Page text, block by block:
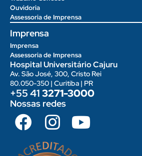
Ouvidoria
Assessoria de Imprensa
Imprensa
Imprensa
Assessoria de Imprensa
Hospital Universitário Cajuru
Av. São José, 300, Cristo Rei
80.050-350 | Curitiba | PR
+55 413271-3000
Nossas redes